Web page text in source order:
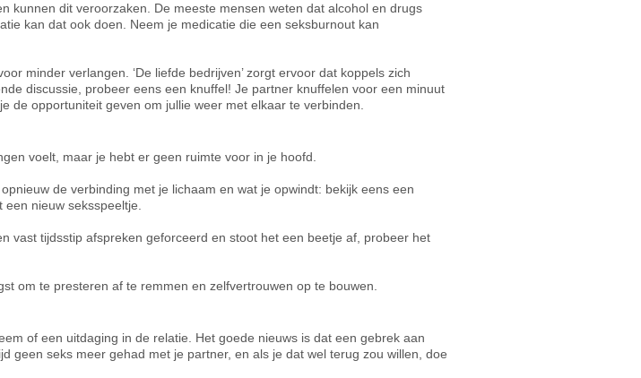
kunnen dit veroorzaken. De meeste mensen weten dat alcohol en drugs
kan dat ook doen. Neem je medicatie die een seksburnout kan
minder verlangen. ‘De liefde bedrijven’ zorgt ervoor dat koppels zich
discussie, probeer eens een knuffel! Je partner knuffelen voor een minuut
de opportuniteit geven om jullie weer met elkaar te verbinden.
voelt, maar je hebt er geen ruimte voor in je hoofd.
de verbinding met je lichaam en wat je opwindt: bekijk eens een
nieuw seksspeeltje.
vast tijdsstip afspreken geforceerd en stoot het een beetje af, probeer het
om te presteren af te remmen en zelfvertrouwen op te bouwen.
of een uitdaging in de relatie. Het goede nieuws is dat een gebrek aan
geen seks meer gehad met je partner, en als je dat wel terug zou willen, doe